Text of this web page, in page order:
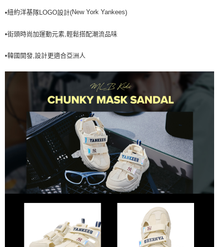
•紐約洋基隊LOGO設計(New York Yankees)
•街頭時尚加運動元素,輕鬆搭配潮流品味
•韓國開發,設計更適合亞洲人